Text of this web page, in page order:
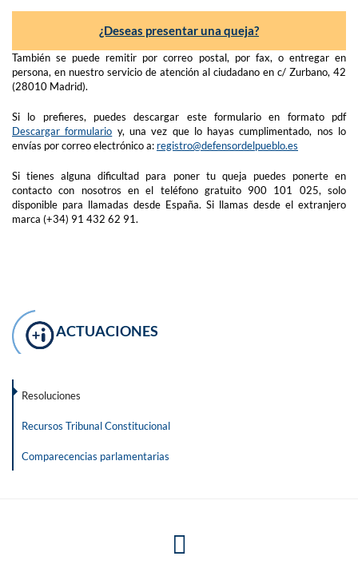
¿Deseas presentar una queja?
También se puede remitir por correo postal, por fax, o entregar en
persona, en nuestro servicio de atención al ciudadano en c/ Zurbano, 42
(28010 Madrid).
Si lo prefieres, puedes descargar este formulario en formato pdf
Descargar formulario y, una vez que lo hayas cumplimentado, nos lo
envías por correo electrónico a: registro@defensordelpueblo.es
Si tienes alguna dificultad para poner tu queja puedes ponerte en
contacto con nosotros en el teléfono gratuito 900 101 025, solo
disponible para llamadas desde España. Si llamas desde el extranjero
marca (+34) 91 432 62 91.
ACTUACIONES
Resoluciones
Recursos Tribunal Constitucional
Comparecencias parlamentarias